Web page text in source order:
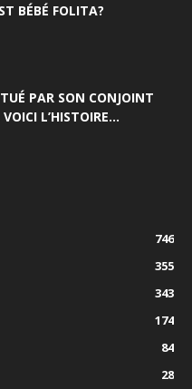
BÉBÉ FOLITA?
PAR SON CONJOINT
L’HISTOIRE…
746
355
343
174
84
28